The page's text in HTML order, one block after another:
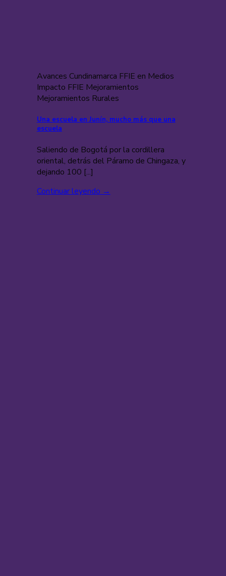
Avances Cundinamarca FFIE en Medios
Impacto FFIE Mejoramientos
Mejoramientos Rurales
Una escuela en Junín, mucho más que una
escuela
Saliendo de Bogotá por la cordillera
oriental, detrás del Páramo de Chingaza, y
dejando 100 [...]
Continuar leyendo →